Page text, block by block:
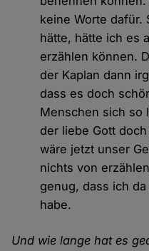
keine Worte dafür.
hätte, hätte ich es
erzählen können.
der Kaplan dann
dass es doch
Menschen sich so
der liebe Gott
wäre jetzt unser
nichts von
genug, dass ich
habe.
Und wie lange hat es